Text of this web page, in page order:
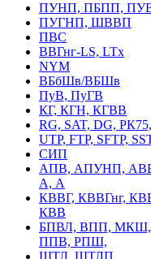
ПУНП, ПБПП,
ПУГНП, ШВВП
ПВС
ВВГнг-LS, LTx
NYM
ВБбШв/ВБШв
ПуВ, ПуГВ
КГ, КГН, КГВВ
RG, SAT, DG,
UTP, FTP, SFTP,
СИП
АПВ, АПУНП,
А, А
КВВГ, КВВГнг,
КВВ
БПВЛ, ВПП,
ППВ, РПШ,
ШТЛ, ШТЛП